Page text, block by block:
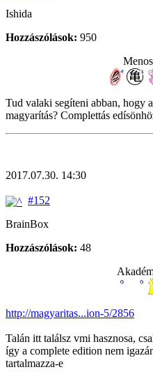
Ishida
Hozzászólások: 950
Tud valaki segíteni abban, hogy
magyarítás? Complettás
2017.07.30. 14:30
#152
BrainBox
Hozzászólások: 48
http://magyaritas...ion-5/2856
Talán itt találsz vmi hasznosa,
így a complete edition nem
tartalmazza-e